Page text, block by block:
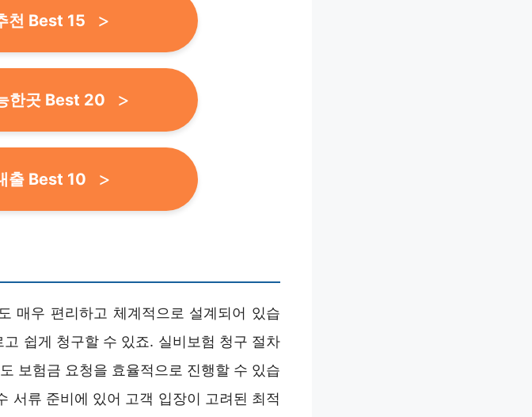
천 Best 15
한곳 Best 20
출 Best 10
매우 편리하고 체계적으로 설계되어 있습
쉽게 청구할 수 있죠. 실비보험 청구 절차
보험금 요청을 효율적으로 진행할 수 있습
서류 준비에 있어 고객 입장이 고려된 최적